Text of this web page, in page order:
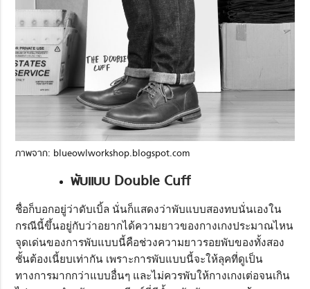
ภาพจาก: blueowlworkshop.blogspot.com
พับแบบ Double Cuff
ชื่อก็บอกอยู่ว่าดับเบิ้ล นั่นก็แสดงว่าพับแบบสองทบนั่นเองใน
กรณีนี้ขึ้นอยู่กับว่าอยากได้ความยาวของกางเกงประมาณไหน
จุดเด่นของการพับแบบนี้คือช่วงความยาวรอยพับของทั้งสอง
ชั้นต้องเนี้ยบเท่ากัน เพราะการพับแบบนี้จะให้ลุคที่ดูเป็น
ทางการมากกว่าแบบอื่นๆ และไม่ควรพับให้กางเกงเต่อจนเกิน